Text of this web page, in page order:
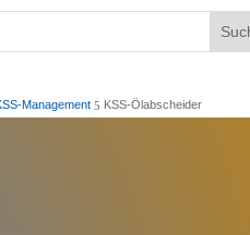
Management 5 KSS-Ölabscheider